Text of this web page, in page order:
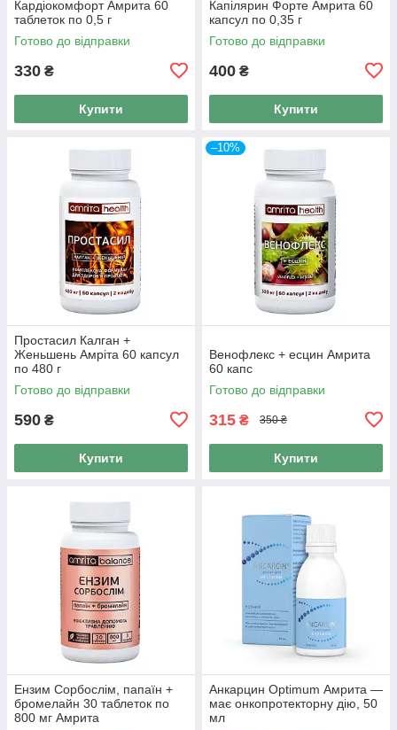
Кардіокомфорт Амрита 60
таблеток по 0,5 г
Готово до відправки
330 ₴
Купити
Капілярин Форте Амрита 60
капсул по 0,35 г
Готово до відправки
400 ₴
Купити
Простасил Калган +
Женьшень Амріта 60 капсул
по 480 г
Готово до відправки
590 ₴
Купити
–10%
Венофлекс + есцин Амрита
60 капс
Готово до відправки
315 ₴ 350 ₴
Купити
Ензим Сорбослім, папаїн +
бромелайн 30 таблеток по
800 мг Амрита
Анкарцин Optimum Амрита —
має онкопротекторну дію, 50
мл